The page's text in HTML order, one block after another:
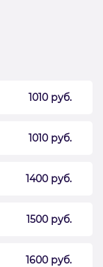
1010 руб.
1010 руб.
1400 руб.
1500 руб.
1600 руб.